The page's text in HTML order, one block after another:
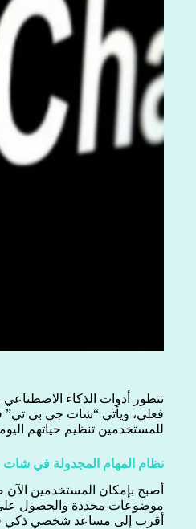
تتطور أدوات الذكاء
فعلي، ويأتي “شات جي بي تي”
للمستخدمين تنظيم حياتهم
نظام المهام المجدولة في
أصبح بإمكان المستخدمين
موضوعات محددة والحصول
أقرب إلى مساعد شخصي ذكي